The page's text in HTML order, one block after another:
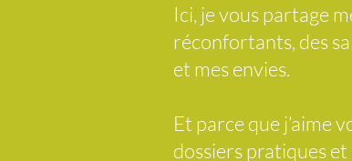
Ici, je vous partage
réconfortants, des
et mes envies.
Et parce que j’aime
dossiers pratiques